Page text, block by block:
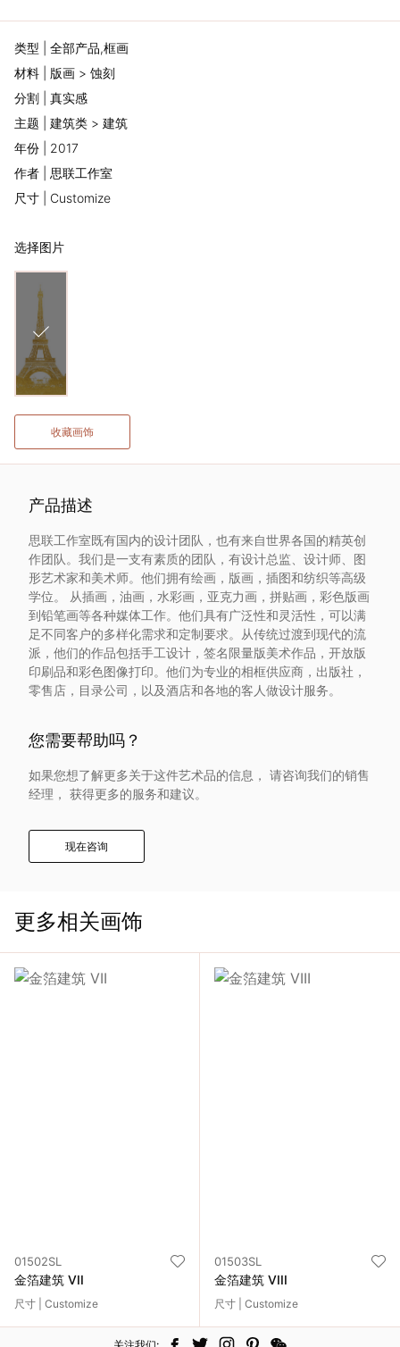
精
选
术
家
网
络
灵
感
加
入
我
们
联
系
我
们
言
类型 | 全部产品,框画
材料 | 版画 > 蚀刻
分割 | 真实感
主题 | 建筑类 > 建筑
年份 | 2017
作者 | 思联工作室
尺寸 | Customize
选择图片
收藏画饰
产品描述
思联工作室既有国内的设计团队，也有来自世界各国的精英创
作团队。我们是一支有素质的团队，有设计总监、设计师、图
形艺术家和美术师。他们拥有绘画，版画，插图和纺织等高级
学位。 从插画，油画，水彩画，亚克力画，拼贴画，彩色版画
到铅笔画等各种媒体工作。他们具有广泛性和灵活性，可以满
足不同客户的多样化需求和定制要求。从传统过渡到现代的流
派，他们的作品包括手工设计，签名限量版美术作品，开放版
印刷品和彩色图像打印。他们为专业的相框供应商，出版社，
零售店，目录公司，以及酒店和各地的客人做设计服务。
您需要帮助吗？
如果您想了解更多关于这件艺术品的信息， 请咨询我们的销售
经理， 获得更多的服务和建议。
现在咨询
更多相关画饰
01502SL
金箔建筑 VII
尺寸 | Customize
01503SL
金箔建筑 VIII
尺寸 | Customize